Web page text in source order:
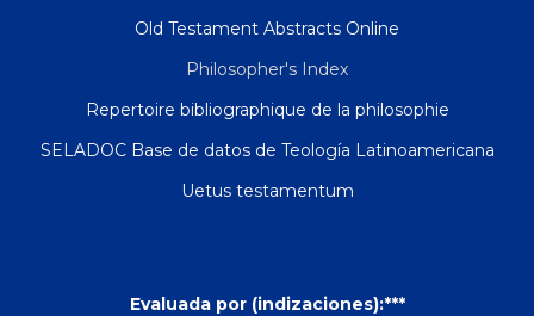
Old Testament Abstracts Online
Philosopher's Index
Repertoire bibliographique de la philosophie
SELADOC Base de datos de Teología Latinoamericana
Uetus testamentum
Evaluada por (indizaciones):***